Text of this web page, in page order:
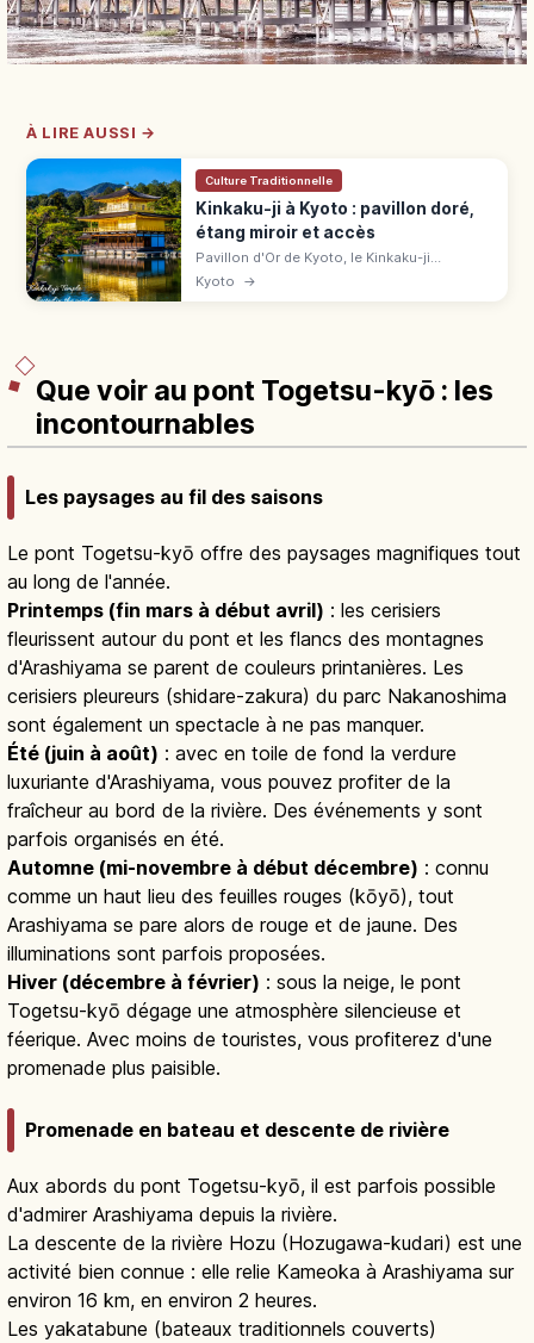
À LIRE AUSSI →
Culture Traditionnelle
Kinkaku-ji à Kyoto : pavillon doré,
étang miroir et accès
Pavillon d'Or de Kyoto, le Kinkaku-ji
(UNESCO) éblouit avec ses 3 étages dorés
reflétés dans l'étang. Tarifs, horaires, accès
Kyoto →
Que voir au pont Togetsu-kyō : les
incontournables
Les paysages au fil des saisons
Le pont Togetsu-kyō offre des paysages magnifiques tout
au long de l'année.
Printemps (fin mars à début avril) : les cerisiers
fleurissent autour du pont et les flancs des montagnes
d'Arashiyama se parent de couleurs printanières. Les
cerisiers pleureurs (shidare-zakura) du parc Nakanoshima
sont également un spectacle à ne pas manquer.
Été (juin à août) : avec en toile de fond la verdure
luxuriante d'Arashiyama, vous pouvez profiter de la
fraîcheur au bord de la rivière. Des événements y sont
parfois organisés en été.
Automne (mi-novembre à début décembre) : connu
comme un haut lieu des feuilles rouges (kōyō), tout
Arashiyama se pare alors de rouge et de jaune. Des
illuminations sont parfois proposées.
Hiver (décembre à février) : sous la neige, le pont
Togetsu-kyō dégage une atmosphère silencieuse et
féerique. Avec moins de touristes, vous profiterez d'une
promenade plus paisible.
Promenade en bateau et descente de rivière
Aux abords du pont Togetsu-kyō, il est parfois possible
d'admirer Arashiyama depuis la rivière.
La descente de la rivière Hozu (Hozugawa-kudari) est une
activité bien connue : elle relie Kameoka à Arashiyama sur
environ 16 km, en environ 2 heures.
Les yakatabune (bateaux traditionnels couverts)